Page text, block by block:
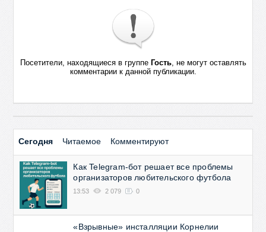
Посетители, находящиеся в группе Гость, не могут оставлять
комментарии к данной публикации.
Сегодня Читаемое Комментируют
Как Telegram-бот решает все проблемы
организаторов любительского футбола
13:53 2 079 0
«Взрывные» инсталляции Корнелии